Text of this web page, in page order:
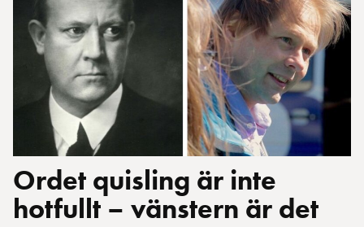
Ordet quisling är inte
hotfullt – vänstern är det